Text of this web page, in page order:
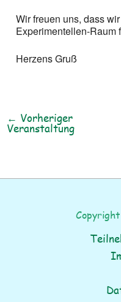
Wir freuen uns, dass
Experimentellen-Raum
Herzens Gruß
← Vorheriger
Veranstaltung